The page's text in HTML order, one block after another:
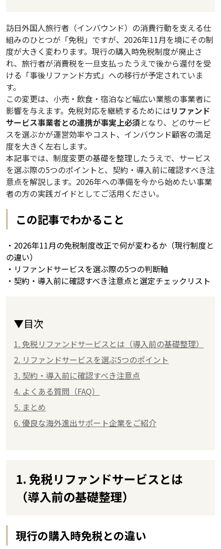
訪日外国人旅行者（インバウンド）の消費行動を支える仕
組みのひとつが「免税」ですが、2026年11月を境にその制
度が大きく変わります。現行の購入時免税制度が廃止さ
れ、旅行者が消費税を一旦支払ったうえで後から還付を受
ける「事後リファンド方式」への移行が予定されていま
す。
この変更は、小売・飲食・宿泊など幅広い業態の事業者に
影響を与えます。免税対応を継続するためにはリファンド
サービス事業者との連携が事実上必須となり、どのサービ
スを選ぶかが運営効率やコスト、インバウンド顧客の満足
度を大きく左右します。
本記事では、制度変更の基礎を整理したうえで、サービス
を選ぶ際の5つのポイントと、契約・導入前に確認すべき注
意点を解説します。2026年への準備を今から始めたい事業
者の方の実践ガイドとしてご活用ください。
この記事でわかること
・2026年11月の免税制度改正で何が変わるか（現行制度と
の違い）
・リファンドサービスを選ぶ際の5つの判断軸
・契約・導入前に確認すべき注意点と選定チェックリスト
▼目次
1. 免税リファンドサービスとは（導入前の基礎整理）
2. リファンドサービスを選ぶ5つのポイント
3. 契約・導入前に確認すべき注意点
4. よくある質問（FAQ）
5. まとめ
6. 優良な海外進出サポート企業をご紹介
1. 免税リファンドサービスとは
（導入前の基礎整理）
現行の購入時免税との違い